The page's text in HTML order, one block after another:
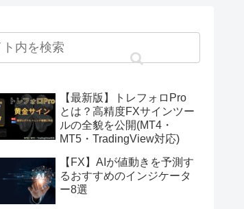
【最新版】トレフォロPro
とは？高精度FXサインツー
ルの全貌を公開(MT4・
MT5・TradingView対応)
【FX】AIが値動きを予測す
るおすすめのインジケータ
ー8選